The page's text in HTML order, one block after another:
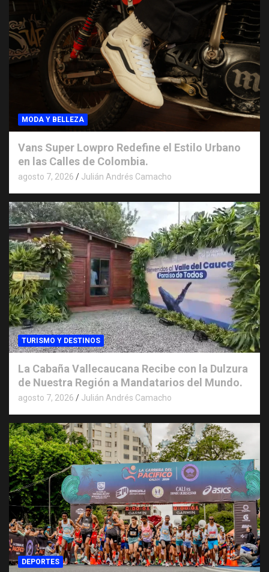
MODA Y BELLEZA
Vans Super Lowpro Redefine el Estilo Urbano
en las Calles de Colombia.
agosto 7, 2026 Julián Andrés Camacho
TURISMO Y DESTINOS
La Cabaña Vallecaucana Recibe con la Dulzura
de Nuestra Región a Mandatarios del Mundo.
agosto 7, 2026 Julián Andrés Camacho
DEPORTES